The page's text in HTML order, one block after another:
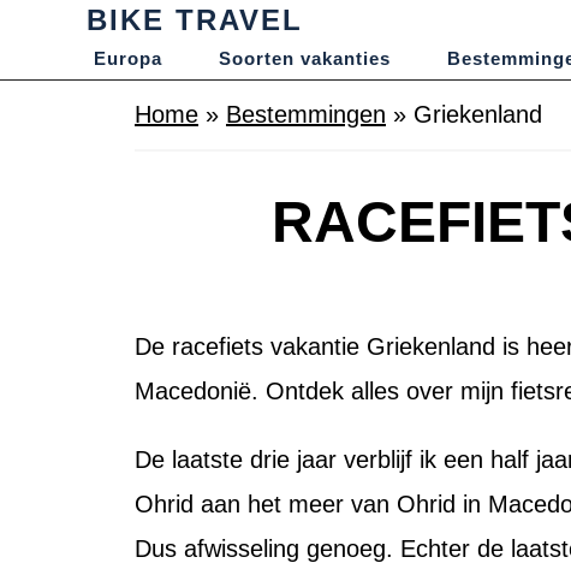
BIKE TRAVEL
Europa Soorten vakanties
Home » Bestemmingen » Griekenland
De racefiets vakantie Griekenland is
Macedonië. Ontdek alles over mijn
De laatste drie jaar verblijf ik een half
Ohrid aan het meer van Ohrid in
Dus afwisseling genoeg. Echter de